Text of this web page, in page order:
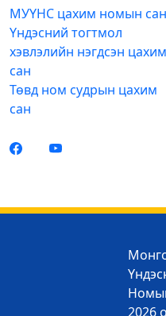
МУҮНС цахим номын сан
Үндэсний тогтмол
хэвлэлийн нэгдсэн цахим
сан
Төвд ном судрын цахим
сан
2026